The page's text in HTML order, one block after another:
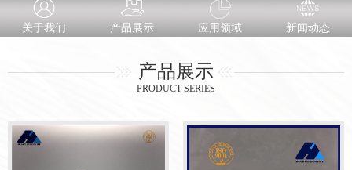
关于我们 产品展示 应用领域 新闻动态
产品展示
PRODUCT SERIES